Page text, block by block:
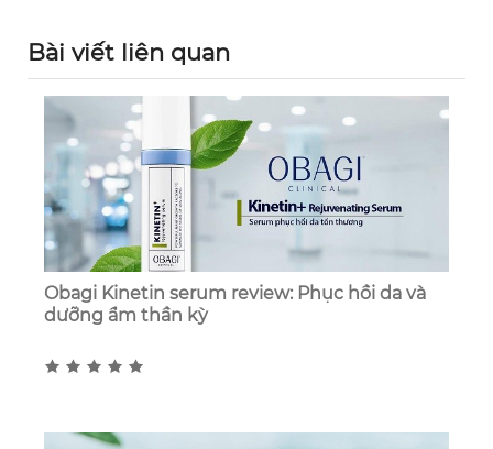
Bài viết liên quan
Obagi Kinetin serum review: Phục hồi da và
dưỡng ẩm thần kỳ